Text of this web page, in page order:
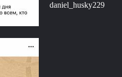
daniel_husky229